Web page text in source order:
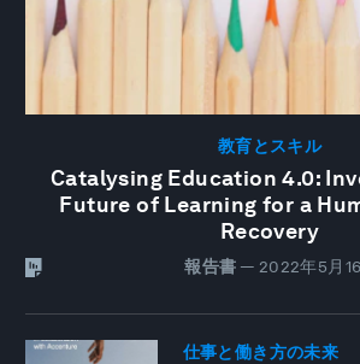
教育とスキル
Catalysing Education 4.0:
Future of Learning for a
Recovery
報告書 — 2022年5月
仕事と働き方の未来